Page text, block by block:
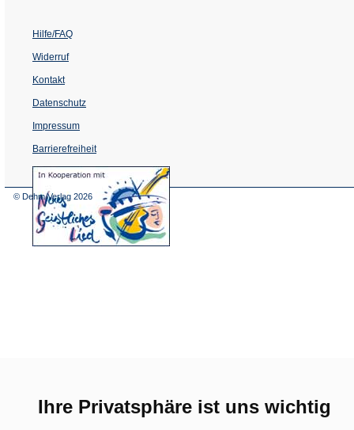
Ihre Privatsphäre ist uns wichtig
Hilfe/FAQ
Widerruf
Kontakt
Datenschutz
Impressum
Barrierefreiheit
(Öffnet
in
© Dehm Verlag 2026